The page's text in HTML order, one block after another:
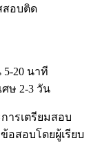
สอบติด
5-20 นาที
ษ 2-3 วัน
ารเตรียมสอบ
อสอบโดยผู้เรียบ